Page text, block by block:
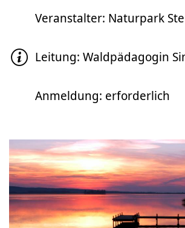
Veranstalter: Naturpark
Leitung: Waldpädagogin
Anmeldung: erforderlich